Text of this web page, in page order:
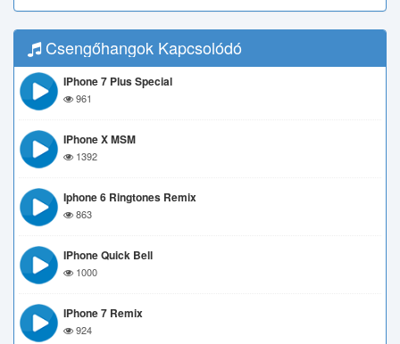
Csengőhangok Kapcsolódó
IPhone 7 Plus Special
961
IPhone X MSM
1392
Iphone 6 Ringtones Remix
863
IPhone Quick Bell
1000
IPhone 7 Remix
924